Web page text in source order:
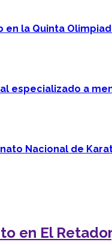
en la Quinta
especializado a
Nacional de
en El